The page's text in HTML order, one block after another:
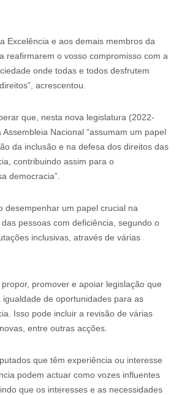
Excelência e aos demais membros da
reafirmarem o vosso compromisso com a
onde todas e todos desfrutem
acrescentou.
que, nesta nova legislatura (2022-
Nacional “assumam um papel
da inclusão e na defesa dos direitos das
contribuindo assim para o
democracia”.
desempenhar um papel crucial na
pessoas com deficiência, segundo o
inclusivas, através de várias
promover e apoiar legislação que
de oportunidades para as
Isso pode incluir a revisão de várias
entre outras acções.
que têm experiência ou interesse
podem actuar como vozes influentes
que os interesses e as necessidades